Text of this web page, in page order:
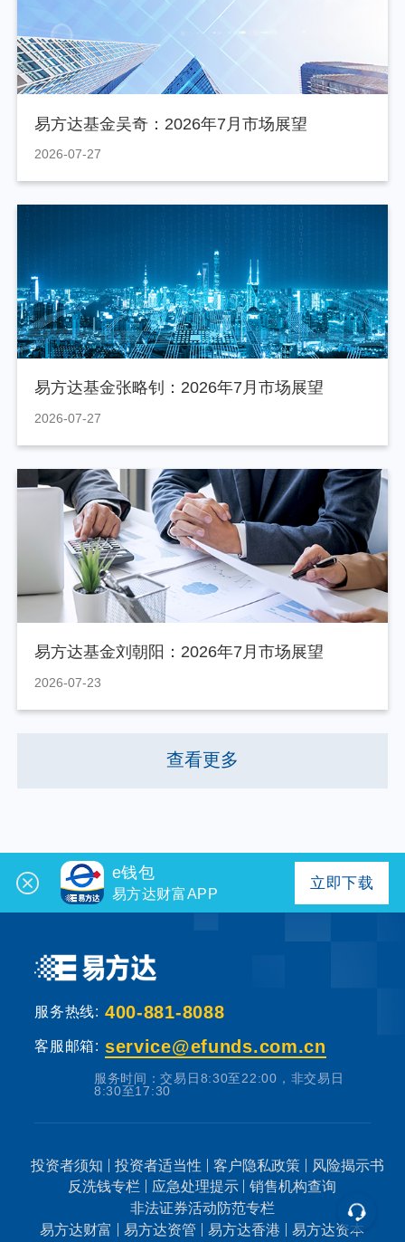
易方达基金吴奇：2026年7月市场展望
2026-07-27
易方达基金张略钊：2026年7月市场展望
2026-07-27
易方达基金刘朝阳：2026年7月市场展望
2026-07-23
查看更多
e钱包
易方达财富APP
立即下载
服务热线: 400-881-8088
客服邮箱: service@efunds.com.cn
服务时间：交易日8:30至22:00，非交易日
8:30至17:30
投资者须知 投资者适当性 客户隐私政策
风险揭示书
反洗钱专栏
应急处理提示
销售机构查询
非法证券活动防范专栏
易方达财富
易方达资管 易方达香港 易方达资本